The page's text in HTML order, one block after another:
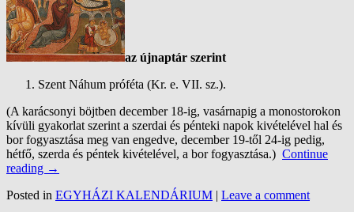
az újnaptár szerint
Szent Náhum próféta (Kr. e. VII. sz.).
(A karácsonyi böjtben december 18-ig, vasárnapig a monostorokon
kívüli gyakorlat szerint a szerdai és pénteki napok kivételével hal és
bor fogyasztása meg van engedve, december 19-től 24-ig pedig,
hétfő, szerda és péntek kivételével, a bor fogyasztása.) Continue
reading →
Posted in EGYHÁZI KALENDÁRIUM | Leave a comment